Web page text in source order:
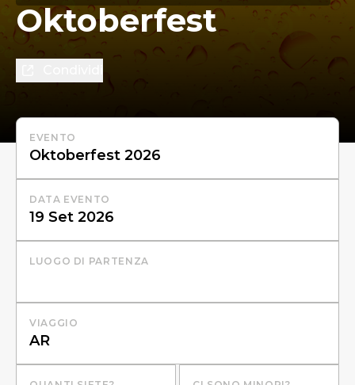
Oktoberfest
EVENTO
DATA EVENTO
LUOGO DI PARTENZA
VIAGGIO